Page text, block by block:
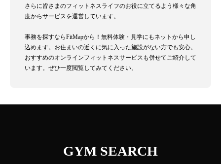
さらに皆さまのフィットネスライフのお役に立てるよう様々な角
度からサービスを運営しています。
事務を探すならFitMapから！無料体験・見学にもネットから申し
込めます。お住まいの近くに気に入った施設がない方でも安心。
おすすめのオンラインフィットネスサービスも併せてご紹介して
います。ぜひ一度閲覧してみてください。
GYM SEARCH